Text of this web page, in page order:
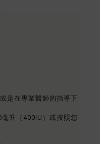
是在專業醫師的指導下
升（400IU）或按照您